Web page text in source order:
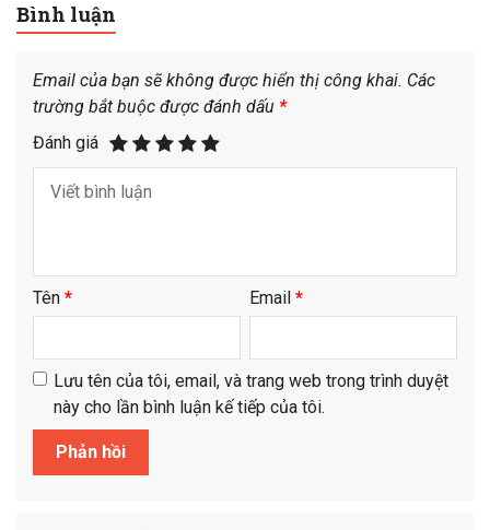
Bình luận
Email của bạn sẽ không được hiển thị công khai. Các
trường bắt buộc được đánh dấu *
Đánh giá
Tên * Email *
Lưu tên của tôi, email, và trang web trong trình duyệt
này cho lần bình luận kế tiếp của tôi.